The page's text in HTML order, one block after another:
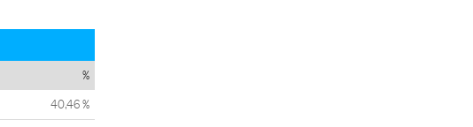
%
40,46 %